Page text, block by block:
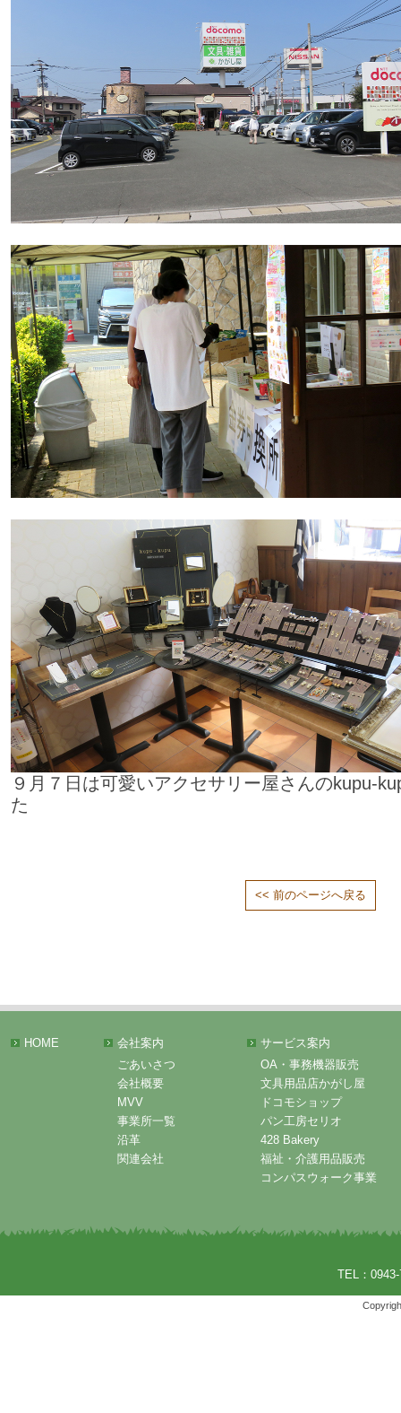
９月７日は可愛いアクセサリー屋さんのkupu-
た
<< 前のページへ戻る
HOME
会社案内
ごあいさつ
会社概要
MVV
事業所一覧
沿革
関連会社
サービス案内
OA・事務機器販売
文具用品店かがし屋
ドコモショップ
パン工房セリオ
428 Bakery
福祉・介護用品販売
コンパスウォーク事業
TEL：